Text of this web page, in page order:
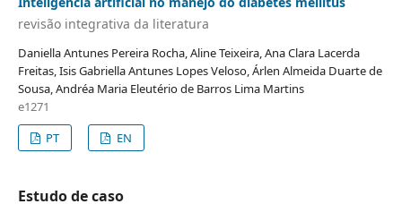
revisão integrativa da literatura
Daniella Antunes Pereira Rocha, Aline Teixeira, Ana Clara Lacerda
Freitas, Isis Gabriella Antunes Lopes Veloso, Árlen Almeida Duarte de
Sousa, Andréa Maria Eleutério de Barros Lima Martins
e1271
PT
EN
Estudo de caso